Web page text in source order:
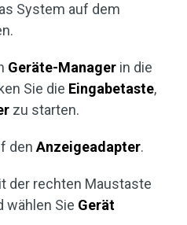
System auf dem
Geräte-Manager in die
Sie die Eingabetaste,
zu starten.
den Anzeigeadapter.
der rechten Maustaste
wählen Sie Gerät